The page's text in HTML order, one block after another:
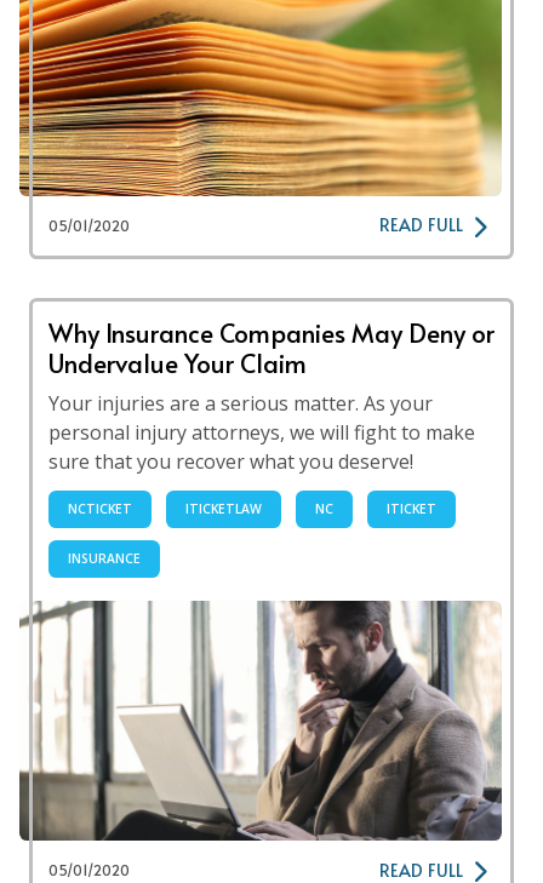
05/01/2020 READ FULL
Why Insurance Companies May Deny or
Undervalue Your Claim
Your injuries are a serious matter. As your
personal injury attorneys, we will fight to make
sure that you recover what you deserve!
NCTICKET ITICKETLAW NC ITICKET
INSURANCE
05/01/2020 READ FULL